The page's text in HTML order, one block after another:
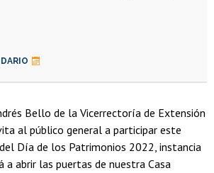
Bello de la Vicerrectoría de Extensión
al público general a participar este
Día de los Patrimonios 2022, instancia
a abrir las puertas de nuestra Casa